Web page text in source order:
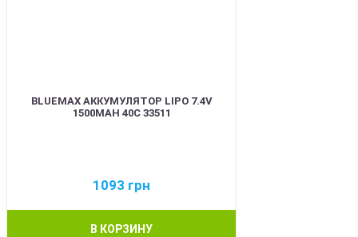
BLUEMAX АККУМУЛЯТОР LIPO 7.4V
1500MAH 40C 33511
1093 грн
В КОРЗИНУ